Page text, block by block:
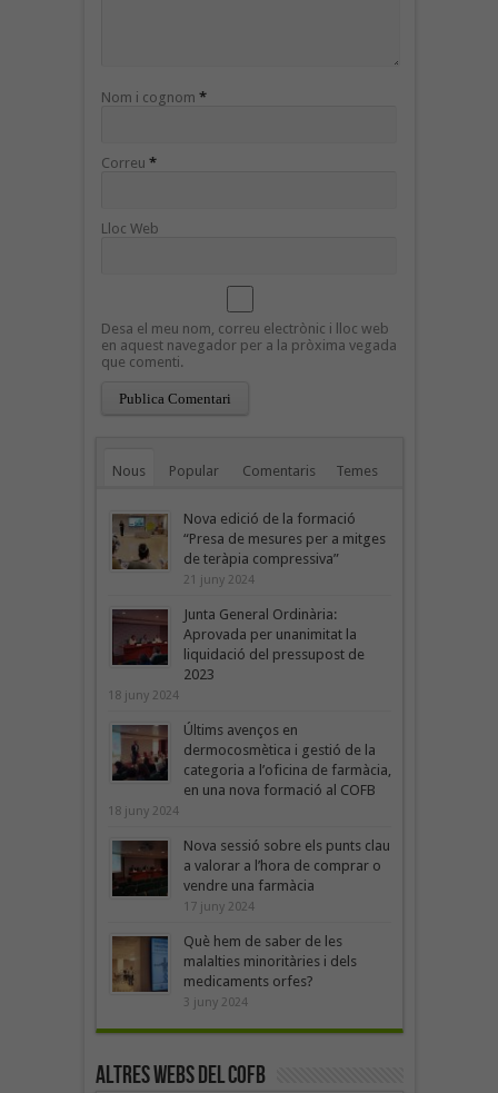
Nom i cognom *
Correu *
Lloc Web
Desa el meu nom, correu electrònic i lloc web
en aquest navegador per a la pròxima vegada
que comenti.
Nous Popular Comentaris Temes
Nova edició de la formació
“Presa de mesures per a mitges
de teràpia compressiva”
21 juny 2024
Junta General Ordinària:
Aprovada per unanimitat la
liquidació del pressupost de
2023
18 juny 2024
Últims avenços en
dermocosmètica i gestió de la
categoria a l’oficina de farmàcia,
en una nova formació al COFB
18 juny 2024
Nova sessió sobre els punts clau
a valorar a l’hora de comprar o
vendre una farmàcia
17 juny 2024
Què hem de saber de les
malalties minoritàries i dels
medicaments orfes?
3 juny 2024
Altres webs del COFB